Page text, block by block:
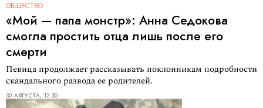
ОБЩЕСТВО
«Мой — папа монстр»: Анна Седокова
смогла простить отца лишь после его
смерти
Певица продолжает рассказывать поклонникам подробности
скандального развода ее родителей.
30 АВГУСТА, 12:30